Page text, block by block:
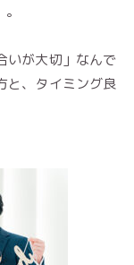
いが大切」なんで
と、タイミング良